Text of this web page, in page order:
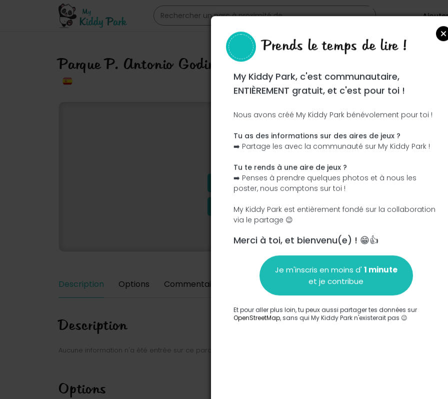
Parque P. Antonio Godino
Ce parc n'a pas encore été visité ! À toi de jouer !
J'ajoute le nom J'ajoute des photos
J'ajoute une description J'ajoute les équipements
Description Options Commentaires Ajouter un commentaire
Description
Aucune information n'a été entrée sur ce parc.
Options
Prends le temps de lire !
My Kiddy Park, c'est communautaire,
ENTIÈREMENT gratuit, et c'est pour toi !
Nous avons créé My Kiddy Park bénévolement pour toi !
Tu as des informations sur des aires de jeux ?
➡️ Partage les avec la communauté sur My Kiddy Park !
Tu te rends à une aire de jeux ?
➡️ Penses à prendre quelques photos et à nous les
poster, nous comptons sur toi !
My Kiddy Park est entièrement fondé sur la collaboration
via le partage 😉
Merci à toi, et bienvenu(e) ! 😁👍
Je m'inscris en moins d'1 minute
et je contribue
Et pour aller plus loin, tu peux aussi partager tes données sur
OpenStreetMap, sans qui My Kiddy Park n'existerait pas 😉